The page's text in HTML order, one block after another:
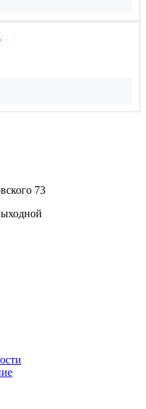
73